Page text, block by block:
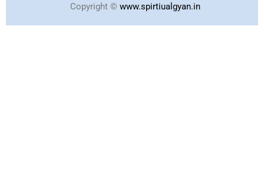
Copyright © www.spirtiualgyan.in